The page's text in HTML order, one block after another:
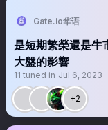
Gate.io华语
是短期繁榮還是牛
大盤的影響
11 tuned in Jul 6, 2023
+2